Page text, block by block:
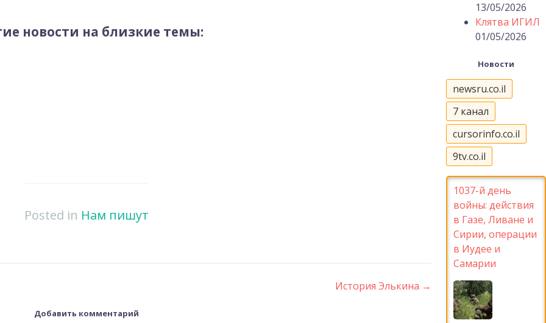
новости на близкие темы:
Posted in Нам пишут
История Элькина →
Добавить комментарий
13/05/2026
Клятва ИГИЛ
01/05/2026
Новости
newsru.co.il
7 канал
cursorinfo.co.il
9tv.co.il
1037-й день
войны: действия
в Газе, Ливане и
Сирии, операции
в Иудее и
Самарии